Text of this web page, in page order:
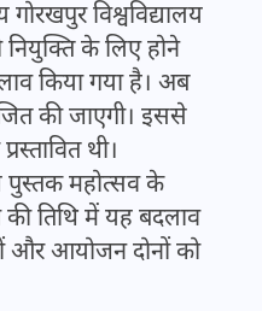
गोरखपुर विश्वविद्यालय
के लिए होने
किया गया है। अब
की जाएगी। इससे
थी।
पुस्तक महोत्सव के
तिथि में यह बदलाव
और आयोजन दोनों को